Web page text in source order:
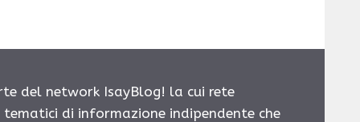
del network IsayBlog! la cui rete
di informazione indipendente che